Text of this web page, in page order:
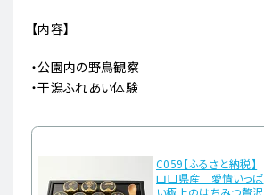
【内容】
・公園内の野鳥観察
・干潟ふれあい体験
C059【ふるさと納税】
山口県産 愛情いっぱ
い極上のはちみつ贅沢